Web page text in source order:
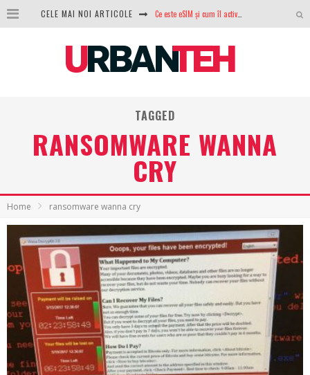
CELE MAI NOI ARTICOLE Ce este eSIM și cum îl activezi pe telefon? Ghid complet pentru Android și iPhone
Analiza producției fotovoltaice în România – cât produce un sistem solar pe timp de iarnă?
TAGGED
RANSOMWARE WANNA
CRY
Home ransomware wanna cry